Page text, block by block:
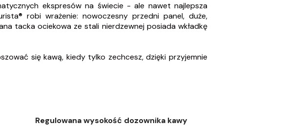
ekspresów na świecie - ale nawet najlepsza
robi wrażenie: nowoczesny przedni panel, duże,
tacka ociekowa ze stali nierdzewnej posiada wkładkę
się kawą, kiedy tylko zechcesz, dzięki przyjemnie
Regulowana wysokość dozownika kawy